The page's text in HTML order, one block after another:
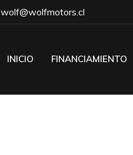
wolf@wolfmotors.cl
INICIO FINANCIAMIENTO